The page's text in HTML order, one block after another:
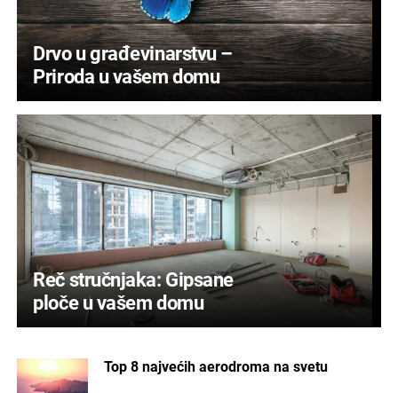
Drvo u građevinarstvu –
Priroda u vašem domu
Reč stručnjaka: Gipsane
ploče u vašem domu
Top 8 najvećih aerodroma na svetu